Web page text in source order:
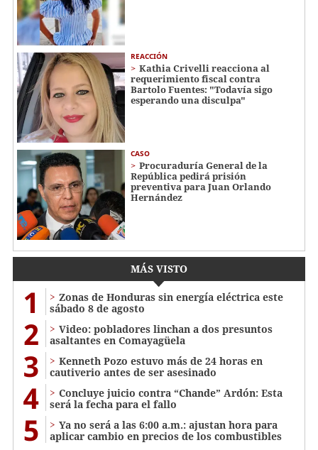
REACCIÓN
Kathia Crivelli reacciona al
requerimiento fiscal contra
Bartolo Fuentes: "Todavía sigo
esperando una disculpa"
CASO
Procuraduría General de la
República pedirá prisión
preventiva para Juan Orlando
Hernández
MÁS VISTO
1
Zonas de Honduras sin energía eléctrica este
sábado 8 de agosto
2
Video: pobladores linchan a dos presuntos
asaltantes en Comayagüela
3
Kenneth Pozo estuvo más de 24 horas en
cautiverio antes de ser asesinado
4
Concluye juicio contra “Chande” Ardón: Esta
será la fecha para el fallo
5
Ya no será a las 6:00 a.m.: ajustan hora para
aplicar cambio en precios de los combustibles